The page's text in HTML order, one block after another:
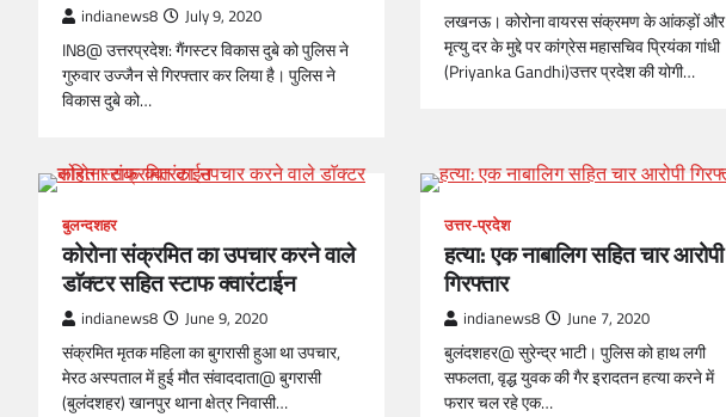
indianews8 July 9, 2020
IN8@ उत्तरप्रदेश: गैंगस्टर विकास दुबे को पुलिस ने
गुरुवार उज्जैन से गिरफ्तार कर लिया है। पुलिस ने
विकास दुबे को…
लखनऊ। कोरोना वायरस संक्रमण के आंकड़ों और
मृत्यु दर के मुद्दे पर कांग्रेस महासचिव प्रियंका गांधी
(Priyanka Gandhi)उत्तर प्रदेश की योगी…
बुलन्दशहर
कोरोना संक्रमित का उपचार करने वाले
डाॅक्टर सहित स्टाफ क्वारंटाईन
indianews8 June 9, 2020
संक्रमित मृतक महिला का बुगरासी हुआ था उपचार,
मेरठ अस्पताल में हुई मौत संवाददाता@ बुगरासी
(बुलंदशहर) खानपुर थाना क्षेत्र निवासी…
उत्तर-प्रदेश
हत्या: एक नाबालिग सहित चार आरोपी
गिरफ्तार
indianews8 June 7, 2020
बुलंदशहर@ सुरेन्द्र भाटी। पुलिस को हाथ लगी
सफलता, वृद्ध युवक की गैर इरादतन हत्या करने में
फरार चल रहे एक…